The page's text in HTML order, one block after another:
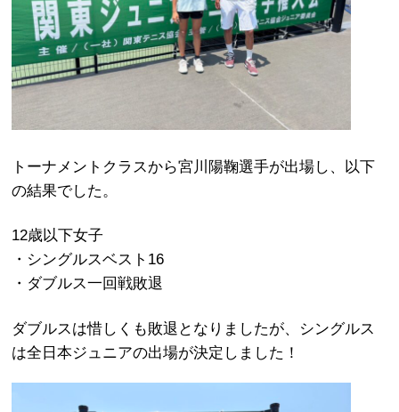
トーナメントクラスから宮川陽鞠選手が出場し、以下
の結果でした。
12歳以下女子
・シングルスベスト16
・ダブルス一回戦敗退
ダブルスは惜しくも敗退となりましたが、シングルス
は全日本ジュニアの出場が決定しました！